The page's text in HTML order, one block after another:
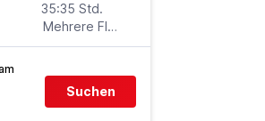
35:35 Std.
Mehrere Fluglinien
Suchen